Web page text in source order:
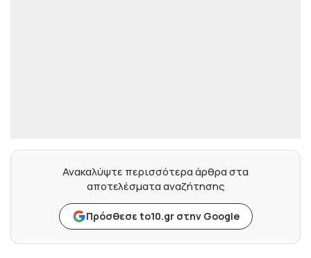
Ανακαλύψτε περισσότερα άρθρα στα
αποτελέσματα αναζήτησης
Πρόσθεσε to10.gr στην Google